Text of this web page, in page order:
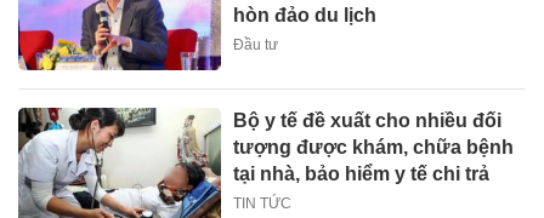
hòn đảo du lịch
Đầu tư
Bộ y tế đề xuất cho nhiều đối
tượng được khám, chữa bệnh
tại nhà, bảo hiểm y tế chi trả
TIN TỨC